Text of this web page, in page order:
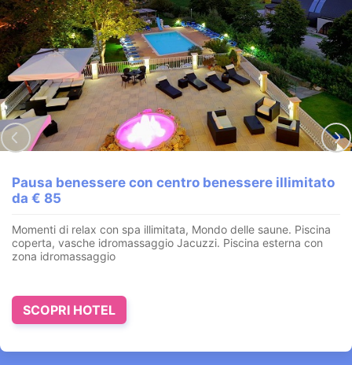
Pausa benessere con centro benessere illimitato
da € 85
Momenti di relax con spa illimitata, Mondo delle saune. Piscina
coperta, vasche idromassaggio Jacuzzi. Piscina esterna con
zona idromassaggio
SCOPRI HOTEL